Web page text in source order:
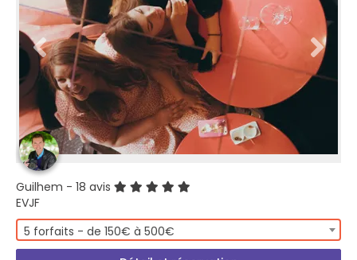
Guilhem - 18 avis
EVJF
5 forfaits - de 150€ à 500€